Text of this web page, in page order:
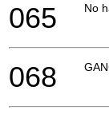
No
065
068